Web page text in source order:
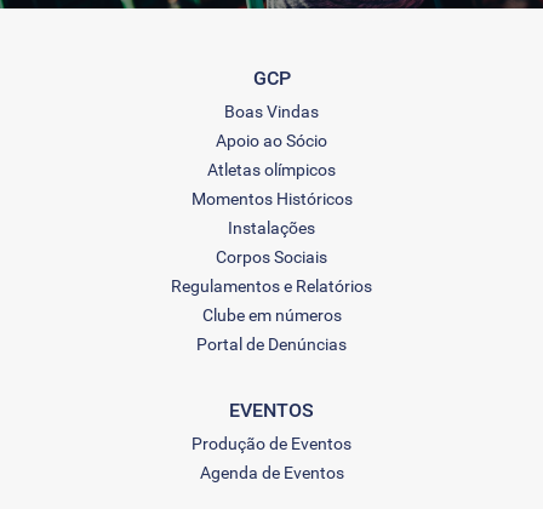
GCP
Boas Vindas
Apoio ao Sócio
Atletas olímpicos
Momentos Históricos
Instalações
Corpos Sociais
Regulamentos e Relatórios
Clube em números
Portal de Denúncias
EVENTOS
Produção de Eventos
Agenda de Eventos